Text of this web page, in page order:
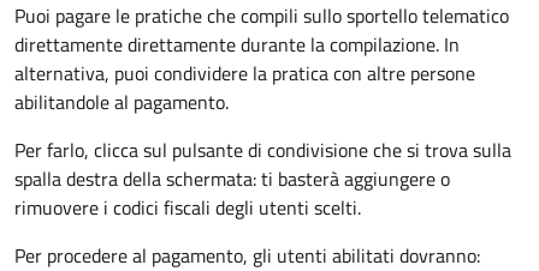
Puoi pagare le pratiche che compili sullo sportello telematico
direttamente direttamente durante la compilazione. In
alternativa, puoi condividere la pratica con altre persone
abilitandole al pagamento.
Per farlo, clicca sul pulsante di condivisione che si trova sulla
spalla destra della schermata: ti basterà aggiungere o
rimuovere i codici fiscali degli utenti scelti.
Per procedere al pagamento, gli utenti abilitati dovranno: